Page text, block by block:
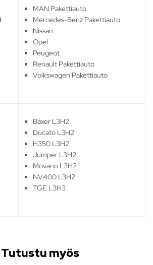
MAN Pakettiauto
Mercedes-Benz Pakettiauto
Nissan
Opel
Peugeot
Renault Pakettiauto
Volkswagen Pakettiauto
Boxer L3H2
Ducato L3H2
H350 L3H2
Jumper L3H2
Movano L3H2
NV400 L3H2
TGE L3H3
Tutustu myös